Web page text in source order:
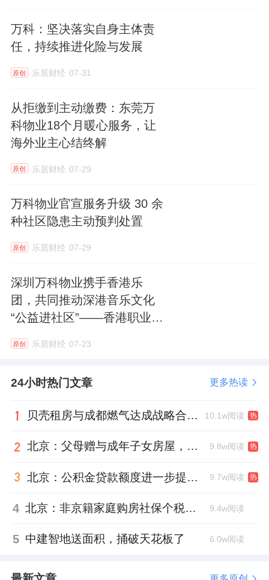
万科：坚决落实自身主体责
任，持续推进化险与发展
原创 乐居财经 07-31
从拒缴到主动缴费：东莞万
科物业18个月暖心服务，让
海外业主心结终解
原创 乐居财经 07-29
万科物业官宣服务升级 30 余
种社区隐患主动预判处置
原创 乐居财经 07-29
深圳万科物业携手香港乐
团，共同推动深港音乐文化
“公益进社区”——香港职业交
正式落地深圳
原创 乐居财经 07-23
24小时热门文章 更多热读
贝壳租房与成都燃气达成战略合作 打通安全巡检“最后一米” 10.1w阅读 热
北京：父母赠与成年子女房屋，不再核验子女的购房资格 9.8w阅读 热
北京：公积金贷款额度进一步提高、最高可贷340万元 9.7w阅读 热
4 北京：非京籍家庭购房社保个税缴纳年限下调为一年 9.4w阅读
5 中建智地送面积，捅破天花板了 6.0w阅读